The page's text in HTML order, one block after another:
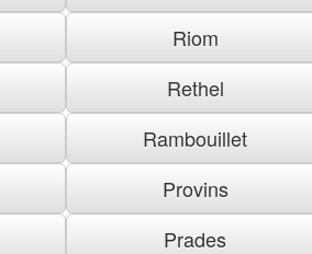
Riom
Rethel
Rambouillet
Provins
Prades